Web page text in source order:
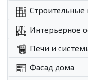
Строительные
Интерьерное
Печи и
Фасад дома